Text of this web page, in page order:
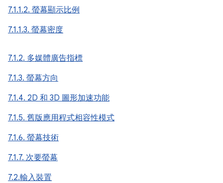
7.1.1.2. 螢幕顯示比例
7.1.1.3. 螢幕密度
7.1.2. 多媒體廣告指標
7.1.3. 螢幕方向
7.1.4. 2D 和 3D 圖形加速功能
7.1.5. 舊版應用程式相容性模式
7.1.6. 螢幕技術
7.1.7. 次要螢幕
7.2.輸入裝置